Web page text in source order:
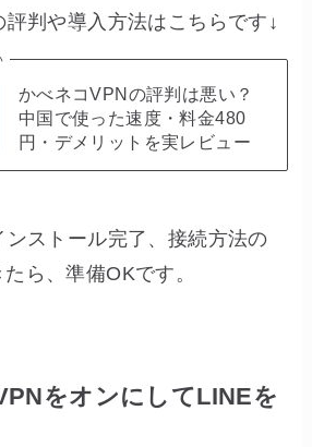
判や導入方法はこちらです↓
かべネコVPNの評判は悪い？
中国で使った速度・料金480
円・デメリットを実レビュー
ストール完了、接続方法の
ら、準備OKです。
をオンにしてLINEを